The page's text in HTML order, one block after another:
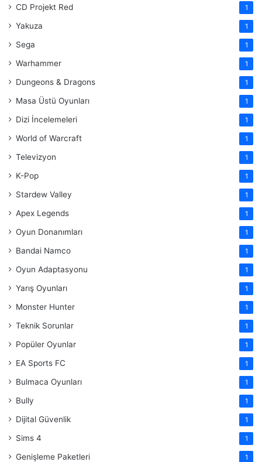
CD Projekt Red 1
Yakuza 1
Sega 1
Warhammer 1
Dungeons & Dragons 1
Masa Üstü Oyunları 1
Dizi İncelemeleri 1
World of Warcraft 1
Televizyon 1
K-Pop 1
Stardew Valley 1
Apex Legends 1
Oyun Donanımları 1
Bandai Namco 1
Oyun Adaptasyonu 1
Yarış Oyunları 1
Monster Hunter 1
Teknik Sorunlar 1
Popüler Oyunlar 1
EA Sports FC 1
Bulmaca Oyunları 1
Bully 1
Dijital Güvenlik 1
Sims 4 1
Genişleme Paketleri 1